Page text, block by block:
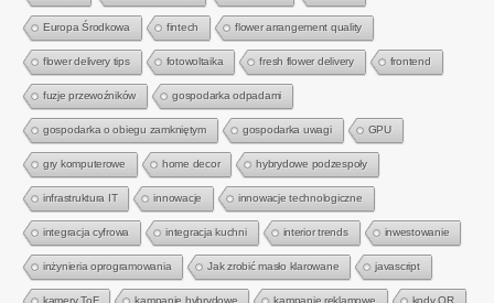
Europa Środkowa fintech flower arrangement quality
flower delivery tips fotowoltaika fresh flower delivery frontend
fuzje przewoźników gospodarka odpadami
gospodarka o obiegu zamkniętym gospodarka uwagi GPU
gry komputerowe home decor hybrydowe podzespoły
infrastruktura IT innowacje innowacje technologiczne
integracja cyfrowa integracja kuchni interior trends inwestowanie
inżynieria oprogramowania Jak zrobić masło klarowane javascript
kamery ToF kampanie hybrydowe kampanie reklamowe kody QR